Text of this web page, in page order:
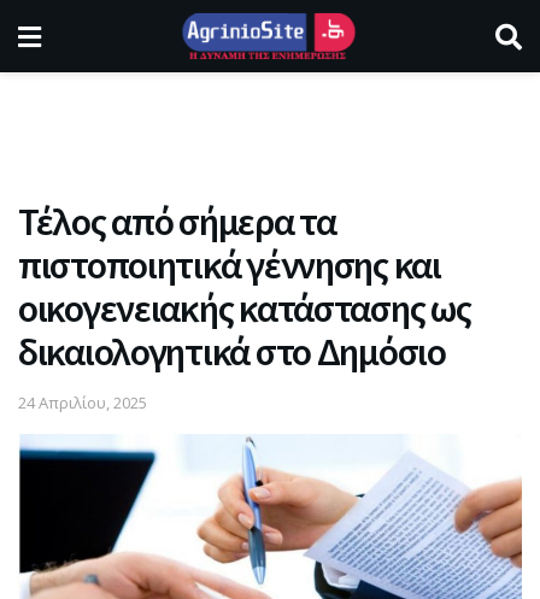
Τέλος από σήμερα τα
πιστοποιητικά γέννησης και
οικογενειακής κατάστασης ως
δικαιολογητικά στο Δημόσιο
24 Απριλίου, 2025